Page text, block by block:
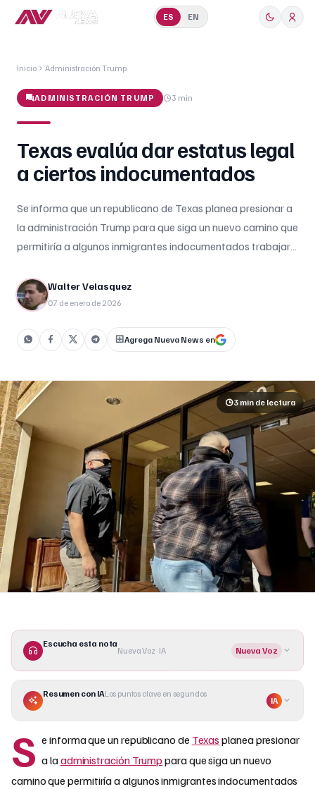
ES EN
Inicio Administración Trump
ADMINISTRACIÓN TRUMP 3 min
Texas evalúa dar estatus legal
a ciertos indocumentados
Se informa que un republicano de Texas planea presionar a
la administración Trump para que siga un nuevo camino que
permitiría a algunos inmigrantes indocumentados trabajar
estadounidense. Texas evalúa dar estatus legal como parte
de esta nueva propuesta. La representante Mónica De La
Walter Velasquez
07 de enero de 2026
Agrega Nueva News en
3 min de lectura
Escucha esta nota
Nueva Voz · IA Nueva Voz
Resumen con IALos puntos clave en segundos
IA
S e informa que un republicano de Texas planea presionar
a laadministración Trump para que siga un nuevo
camino que permitiría a algunos inmigrantes indocumentados